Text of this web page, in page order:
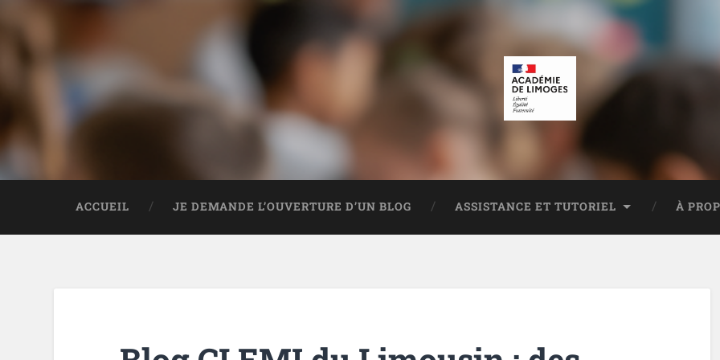
ACCUEIL JE DEMANDE L’OUVERTURE D’UN BLOG ASSISTANCE ET TUTORIEL À